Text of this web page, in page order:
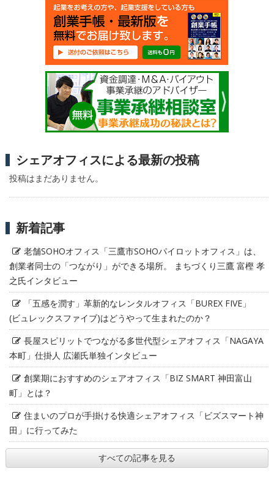
シェアオフィスによる最新の投稿
投稿はまだありません。
新着記事
老舗SOHOオフィス「三鷹市SOHOパイロットオフィス」は、
創業者同士の「つながり」ができる場所。 まちづくり三鷹 富樫 孝
之氏インタビュー
「五感を潤す」革新的なレンタルオフィス「BUREX FIVE」
(ビュレックスファイブ)はどうやって生まれたのか？
長屋スピリットでつながる多世代型シェアオフィス「NAGAYA
本町」仕掛人 広瀬氏単独インタビュー
創業期におすすめのシェアオフィス「BIZ SMART 神田富山
町」とは？
住まいのプロが手掛ける快適シェアオフィス「ビズスマート神
田」に行ってみた
すべての記事を見る